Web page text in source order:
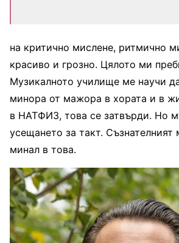
на критично мислене, ритмично
красиво и грозно. Цялото ми
Музикалното училище ме научи
минора от мажора в хората и в
в НАТФИЗ, това се затвърди. Но
усещането за такт.
минал в това.